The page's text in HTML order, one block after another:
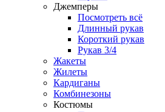
Джемперы
Посмотреть всё
Длинный рукав
Короткий рукав
Рукав 3/4
Жакеты
Жилеты
Кардиганы
Комбинезоны
Костюмы